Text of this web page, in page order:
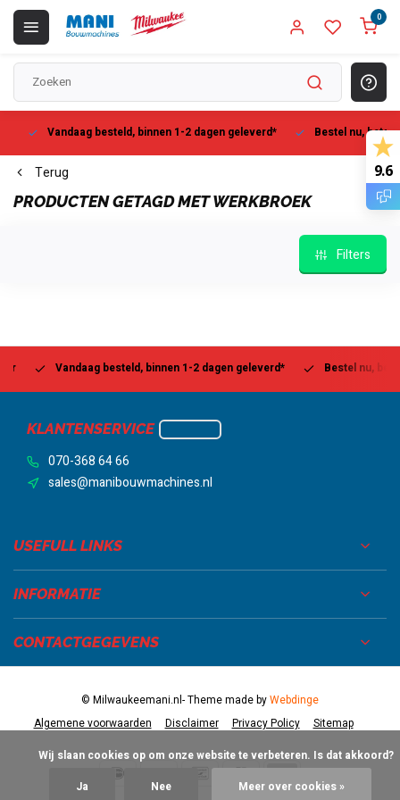
0
Vandaag besteld, binnen 1-2 dagen geleverd* Bestel nu, betaal
Terug
PRODUCTEN GETAGD MET WERKBROEK
Filters
Vandaag besteld, binnen 1-2 dagen geleverd* Bestel nu, betaal
KLANTENSERVICE
070-368 64 66
sales@manibouwmachines.nl
USEFULL LINKS
INFORMATIE
CONTACTGEGEVENS
Algemene voorwaarden Disclaimer Privacy Policy Sitemap
© Milwaukeemani.nl- Theme made byWebdinge
9.6
Ja Nee Meer over cookies »